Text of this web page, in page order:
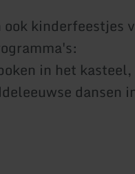
kinderfeestjes
in het
dansen